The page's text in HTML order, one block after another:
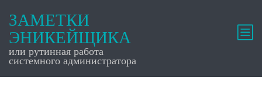
ЗАМЕТКИ
ЭНИКЕЙЩИКА
или рутинная работа
системного администратора